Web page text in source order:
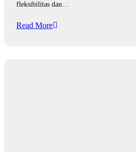
fleksibilitas dan…
Read More